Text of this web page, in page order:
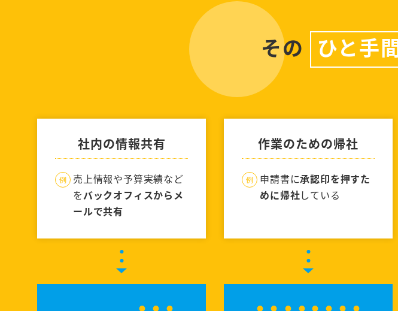
その ひと手間
社内の情報共有
売上情報や予算実績など
を バックオフィスからメ
ールで共有
作業のための帰社
申請書に承認印を押すた
めに帰社している